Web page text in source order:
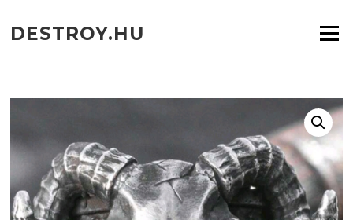
tartalomra
DESTROY.HU Menü